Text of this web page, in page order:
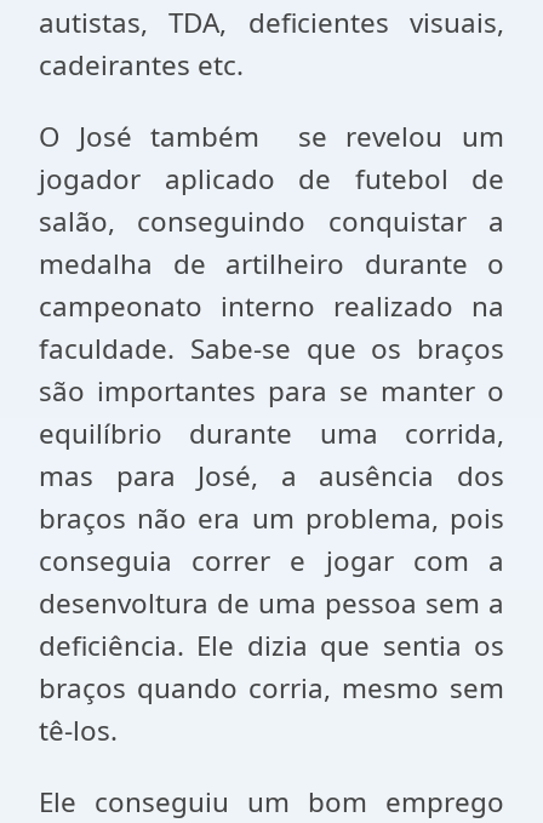
autistas, TDA, deficientes visuais,
cadeirantes etc.
O José também se revelou um
jogador aplicado de futebol de
salão, conseguindo conquistar a
medalha de artilheiro durante o
campeonato interno realizado na
faculdade. Sabe-se que os braços
são importantes para se manter o
equilíbrio durante uma corrida,
mas para José, a ausência dos
braços não era um problema, pois
conseguia correr e jogar com a
desenvoltura de uma pessoa sem a
deficiência. Ele dizia que sentia os
braços quando corria, mesmo sem
tê-los.
Ele conseguiu um bom emprego